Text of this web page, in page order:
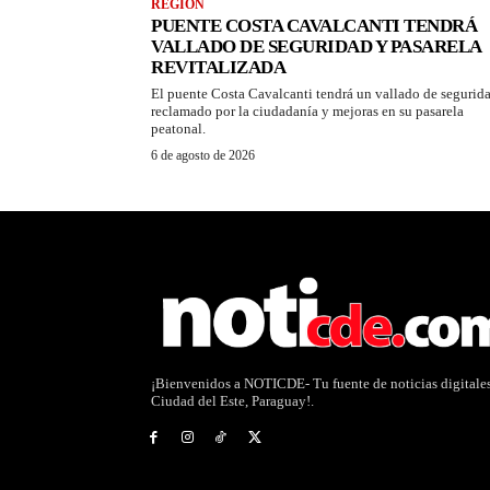
REGIÓN
PUENTE COSTA CAVALCANTI TENDRÁ
VALLADO DE SEGURIDAD Y PASARELA
REVITALIZADA
El puente Costa Cavalcanti tendrá un vallado de
reclamado por la ciudadanía y mejoras en su pasarela
peatonal.
6 de agosto de 2026
¡Bienvenidos a NOTICDE- Tu fuente de noticias
Ciudad del Este, Paraguay!.